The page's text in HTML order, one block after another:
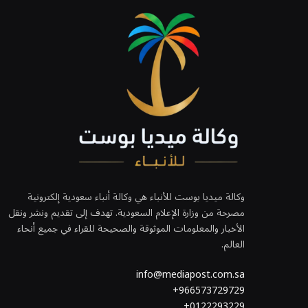
وكالة ميديا بوست للأنباء هي وكالة أنباء سعودية إلكترونية
مصرحة من وزارة الإعلام السعودية. تهدف إلى تقديم ونشر ونقل
الأخبار والمعلومات الموثوقة والصحيحة للقراء في جميع أنحاء
العالم.
info@mediapost.com.sa
966573729729+